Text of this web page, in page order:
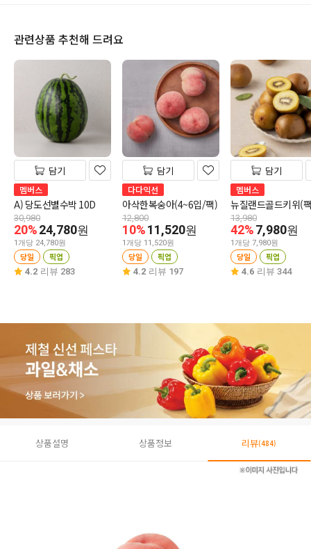
관련상품 추천해 드려요
담기
멤버스
A) 당도선별수박 10D
30,980
20%24,780원
1개당 24,780원
당일 픽업
4.2 리뷰 283
담기
다다익선
아삭한복숭아(4~6입/팩)
12,800
10%11,520원
1개당 11,520원
당일 픽업
4.2 리뷰 197
담기
멤버스
뉴질랜드골드키위(
13,980
42%7,980원
1개당 7,980원
당일 픽업
4.6 리뷰 344
상품설명 상품정보 리뷰(484)